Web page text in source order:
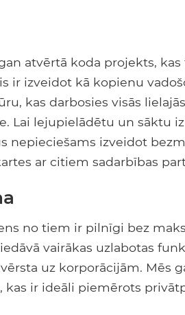
atvērtā koda projekts,
ir izveidot kā kopienu
kas darbosies visās
Lai lejupielādētu un sāktu
nepieciešams izveidot
ar citiem sadarbības
no tiem ir pilnīgi bez
vairākas uzlabotas
uz korporācijām. Mēs
kas ir ideāli piemērots